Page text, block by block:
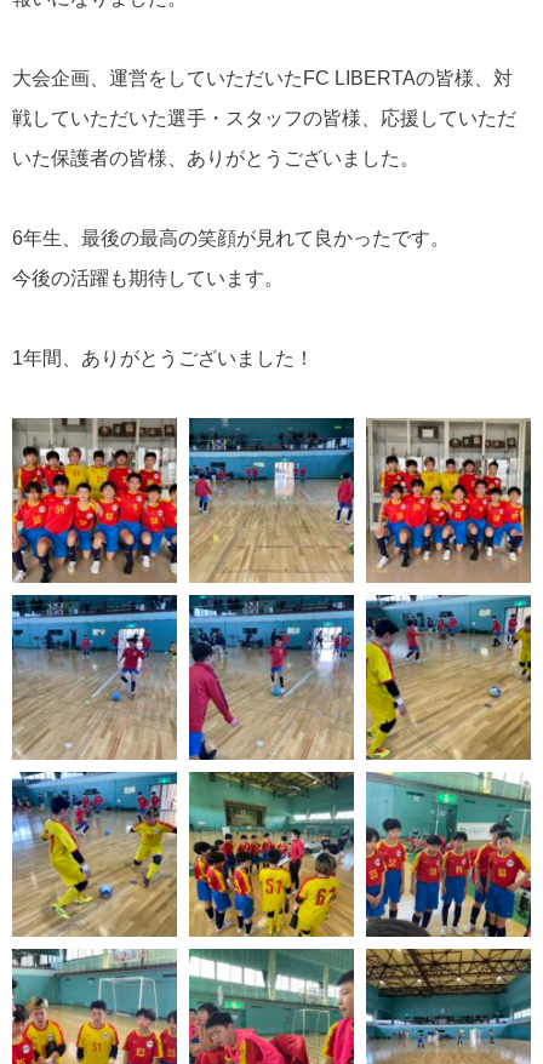
大会企画、運営をしていただいた FC LIBERTAの皆様、対
戦していただいた選手・スタッフの皆様、応援していただ
いた保護者の皆様、ありがとうございました。
6年生、最後の最高の笑顔が見れて良かったです。
今後の活躍も期待しています。
1年間、ありがとうございました！